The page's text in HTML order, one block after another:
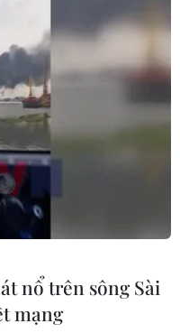
màn hình lớn tại sân bóng
bàn thắng thứ 3 của U22
TTXVN)
viện Đà Nẵng tập trung
Dũng/TTXVN)
nổ trên sông Sài
mạng